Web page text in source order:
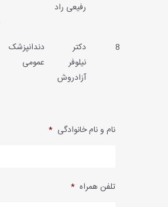
رفیعی راد
8
دکتر
نیلوفر
آزادروش
دندانپزشک
عمومی
نام و نام خانوادگی *
تلفن همراه *